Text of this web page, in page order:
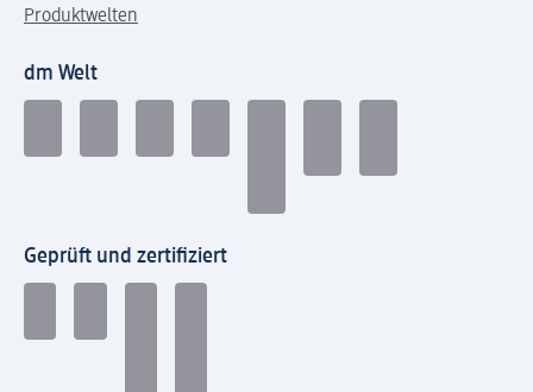
Produktwelten
dm Welt
Geprüft und zertifiziert